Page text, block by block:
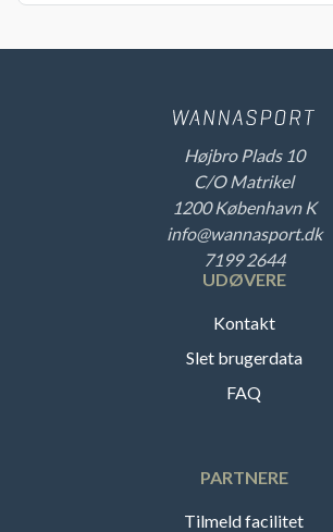
Højbro Plads 10
C/O Matrikel
1200 København K
info@wannasport.dk
7199 2644
UDØVERE
Kontakt
Slet brugerdata
FAQ
PARTNERE
Tilmeld facilitet